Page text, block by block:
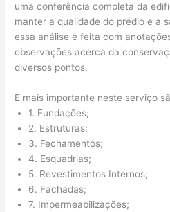
uma conferência completa da
manter a qualidade do prédio e a
essa análise é feita com
observações acerca da
diversos pontos.
E mais importante neste serviço
1. Fundações;
2. Estruturas;
3. Fechamentos;
4. Esquadrias;
5. Revestimentos Internos;
6. Fachadas;
7. Impermeabilizações;